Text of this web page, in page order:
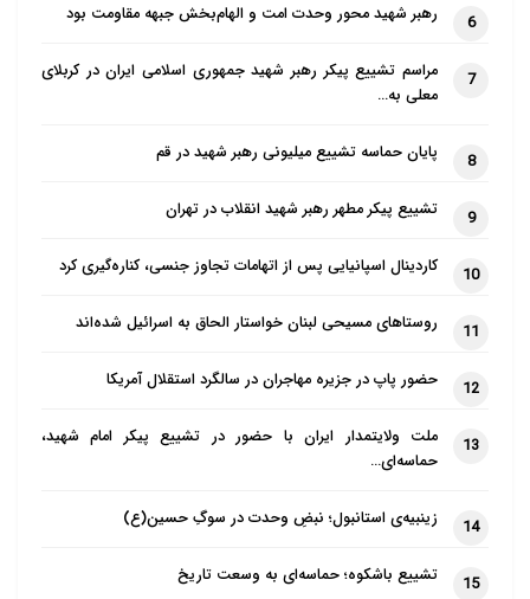
6 رهبر شهید محور وحدت امت و الهام‌بخش جبهه مقاومت بود
7
مراسم تشییع پیکر رهبر شهید جمهوری اسلامی ایران در کربلای
معلی به…
8 پایان حماسه تشییع میلیونی رهبر شهید در قم
9 تشییع پیکر مطهر رهبر شهید انقلاب در تهران
10 کاردینال اسپانیایی پس از اتهامات تجاوز جنسی، کناره‌گیری کرد
11 روستاهای مسیحی لبنان خواستار الحاق به اسرائیل شده‌اند
12 حضور پاپ در جزیره مهاجران در سالگرد استقلال آمریکا
13
ملت ولایتمدار ایران با حضور در تشییع پیکر امام شهید،
حماسه‌ای…
14 زینبیه‌ی استانبول؛ نبضِ وحدت در سوگِ حسین(ع)
15 تشییع باشکوه؛ حماسه‌ای به وسعت تاریخ